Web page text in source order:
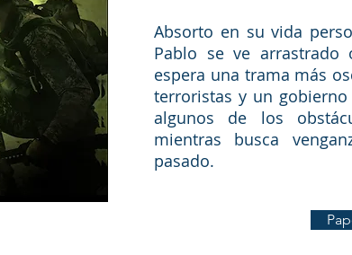
Absorto en su vida
Pablo se ve
espera una trama más
terroristas y un
algunos de los
mientras busca
pasado.